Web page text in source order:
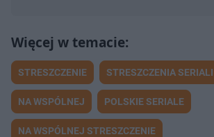
STRESZCZENIE STRESZCZENIA SERIALI
NA WSPÓLNEJ POLSKIE SERIALE
NA WSPÓLNEJ STRESZCZENIE